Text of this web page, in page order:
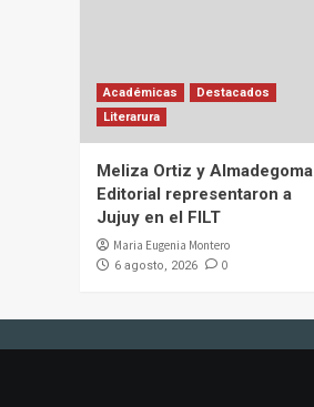
Académicas
Destacados
Literarura
Meliza Ortiz y Almadegoma
Editorial representaron a
Jujuy en el FILT
Maria Eugenia Montero
6 agosto, 2026 0